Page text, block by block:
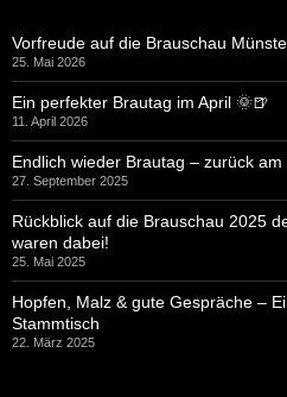
Vorfreude auf die Brauschau
25. Mai 2026
Ein perfekter Brautag im April 🌞🍺
11. April 2026
Endlich wieder Brautag – zurück
27. September 2025
Rückblick auf die Brauschau 2025
waren dabei!
25. Mai 2025
Hopfen, Malz & gute Gespräche –
Stammtisch
22. März 2025